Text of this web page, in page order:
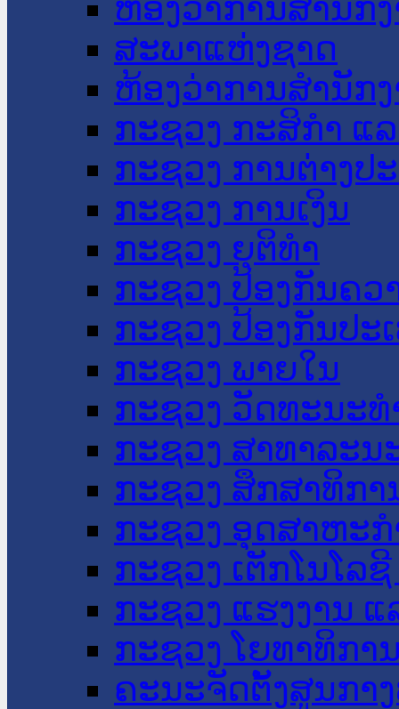
ຫ້ອງວ່າການສໍານັກ
ສະພາແຫ່ງຊາດ
ຫ້ອງວ່າການສຳນັກ
ກະຊວງ ກະສິກຳ ແ
ກະຊວງ ການຕ່າງປ
ກະຊວງ ການເງິນ
ກະຊວງ ຍຸຕິທໍາ
ກະຊວງ ປ້ອງກັນຄວ
ກະຊວງ ປ້ອງກັນປະ
ກະຊວງ ພາຍໃນ
ກະຊວງ ວັດທະນະ
ກະຊວງ ສາທາລະນ
ກະຊວງ ສຶກສາທິກາ
ກະຊວງ ອຸດສາຫະ
ກະຊວງ ເຕັກໂນໂລ
ກະຊວງ ແຮງງານ
ກະຊວງ ໂຍທາທິກາ
ຄະນະຈັດຕັ້ງສູນກາ